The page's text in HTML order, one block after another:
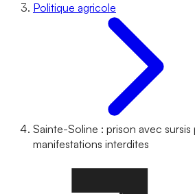
Politique agricole
Sainte-Soline : prison avec sursis
manifestations interdites